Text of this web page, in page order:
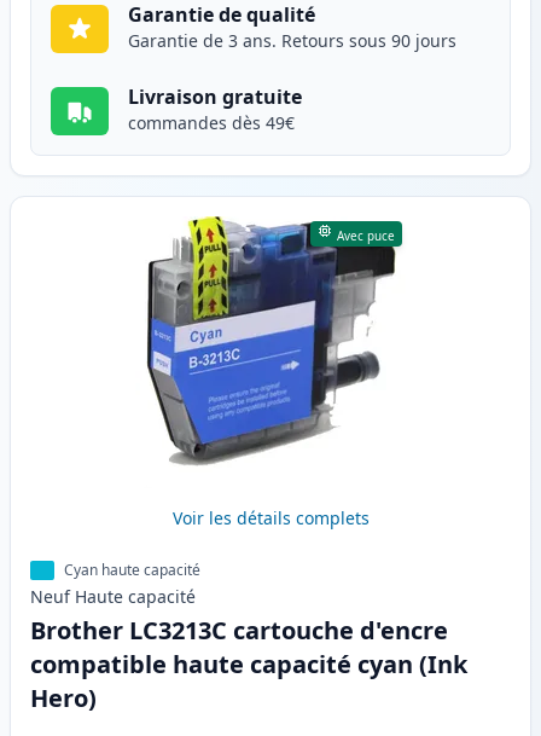
Garantie de qualité
Garantie de 3 ans. Retours sous 90 jours
Livraison gratuite
commandes dès 49€
Avec puce
Voir les détails complets
Cyan haute capacité
Neuf Haute capacité
Brother LC3213C cartouche d'encre
compatible haute capacité cyan (Ink
Hero)